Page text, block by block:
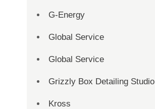
G-Energy
Global Service
Global Service
Grizzly Box Detailing Studio
Kross